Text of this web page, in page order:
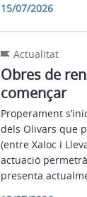
15/07/2026
Actualitat
Obres de
començar
Properament
dels Olivars que
(entre Xaloc i
actuació
presenta